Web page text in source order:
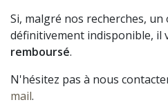
Si, malgré nos recherches, un
définitivement indisponible, il
remboursé.
N'hésitez pas à nous
mail.